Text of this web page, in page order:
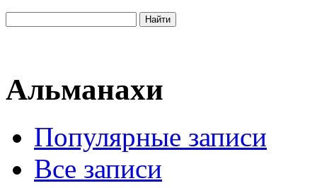
Альманахи
Популярные записи
Все записи